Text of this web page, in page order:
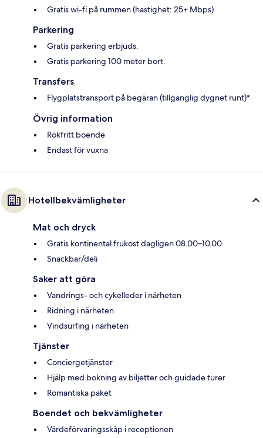
Gratis wi-fi på rummen (hastighet: 25+ Mbps)
Parkering
Gratis parkering erbjuds.
Gratis parkering 100 meter bort.
Transfers
Flygplatstransport på begäran (tillgänglig dygnet runt)*
Övrig information
Rökfritt boende
Endast för vuxna
Hotellbekvämligheter
Mat och dryck
Gratis kontinental frukost dagligen 08.00–10.00
Snackbar/deli
Saker att göra
Vandrings- och cykelleder i närheten
Ridning i närheten
Vindsurfing i närheten
Tjänster
Conciergetjänster
Hjälp med bokning av biljetter och guidade turer
Romantiska paket
Boendet och bekvämligheter
Värdeförvaringsskåp i receptionen